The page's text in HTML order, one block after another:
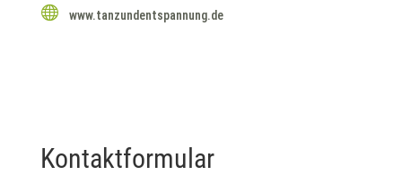
 www.tanzundentspannung.de
Kontaktformular